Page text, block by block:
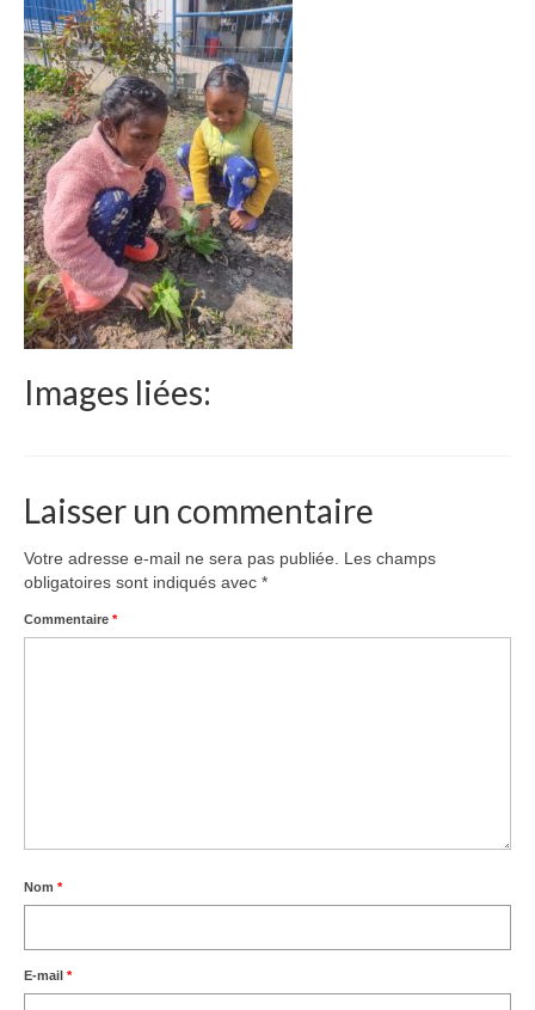
Le Népal
Documents
Parrainages
Missions 2023
Actualités
Nous contacter
Images liées:
Laisser un commentaire
Votre adresse e-mail ne sera pas publiée.
Les champs
obligatoires sont indiqués avec *
Commentaire *
Nom *
E-mail *